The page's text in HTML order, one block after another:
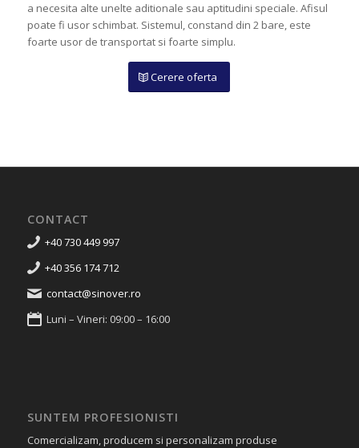
a necesita alte unelte aditionale sau aptitudini speciale. Afisul
poate fi usor schimbat. Sistemul, constand din 2 bare, este
foarte usor de transportat si foarte simplu.
Cerere oferta
CONTACT
+40 730 449 997
+40 356 174 712
contact@sinover.ro
Luni – Vineri: 09:00 – 16:00
SUNTEM PROFESIONISTI
Comercializam, producem si personalizam produse